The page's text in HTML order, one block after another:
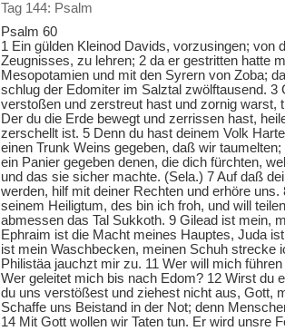
Tag 144: Psalm
Psalm 60
1 Ein gülden Kleinod Davids, vorzusingen; von
Zeugnisses, zu lehren; 2 da er gestritten hatte
Mesopotamien und mit den Syrern von Zoba;
schlug der Edomiter im Salztal zwölftausend. 3
verstoßen und zerstreut hast und zornig warst,
Der du die Erde bewegt und zerrissen hast,
zerschellt ist. 5 Denn du hast deinem Volk
einen Trunk Weins gegeben, daß wir
ein Panier gegeben denen, die dich fürchten,
und das sie sicher machte. (Sela.) 7 Auf daß
werden, hilf mit deiner Rechten und erhöre uns.
seinem Heiligtum, des bin ich froh, und will
abmessen das Tal Sukkoth. 9 Gilead ist mein,
Ephraim ist die Macht meines Hauptes, Juda
ist mein Waschbecken, meinen Schuh strecke
Philistäa jauchzt mir zu. 11 Wer will mich
Wer geleitet mich bis nach Edom? 12 Wirst du
du uns verstößest und ziehest nicht aus, Gott,
Schaffe uns Beistand in der Not; denn
14 Mit Gott wollen wir Taten tun. Er wird unsre